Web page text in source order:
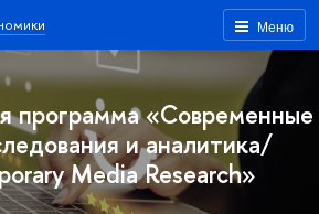
Меню
программа «Современные
и аналитика/
Media Research»